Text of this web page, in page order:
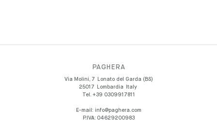
PAGHERA
Via Molini, 7
Lonato del Garda (BS)
25017
Lombardia
Italy
Tel. +39 0309917811
E-mail: info@paghera.com
P.IVA: 04629200983